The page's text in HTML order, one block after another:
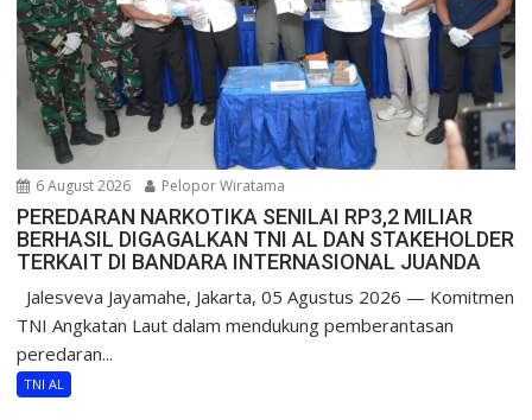
6 August 2026 Pelopor Wiratama
PEREDARAN NARKOTIKA SENILAI RP3,2 MILIAR
BERHASIL DIGAGALKAN TNI AL DAN STAKEHOLDER
TERKAIT DI BANDARA INTERNASIONAL JUANDA
Jalesveva Jayamahe, Jakarta, 05 Agustus 2026 — Komitmen
TNI Angkatan Laut dalam mendukung pemberantasan
peredaran...
TNI AL